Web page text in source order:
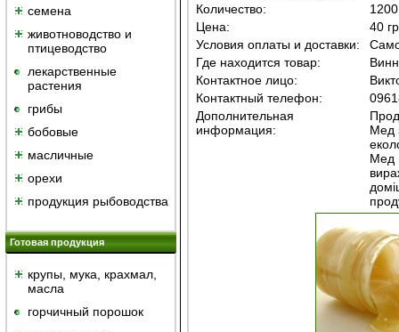
семена
животноводство и
птицеводство
лекарственные
растения
грибы
бобовые
масличные
орехи
продукция рыбоводства
Готовая продукция
крупы, мука, крахмал,
масла
горчичный порошок
Количество:
1200
Цена:
40
Условия оплаты и доставки:
Где находится товар:
Контактное лицо:
Контактный телефон:
Дополнительная
информация:
Мед
Мед